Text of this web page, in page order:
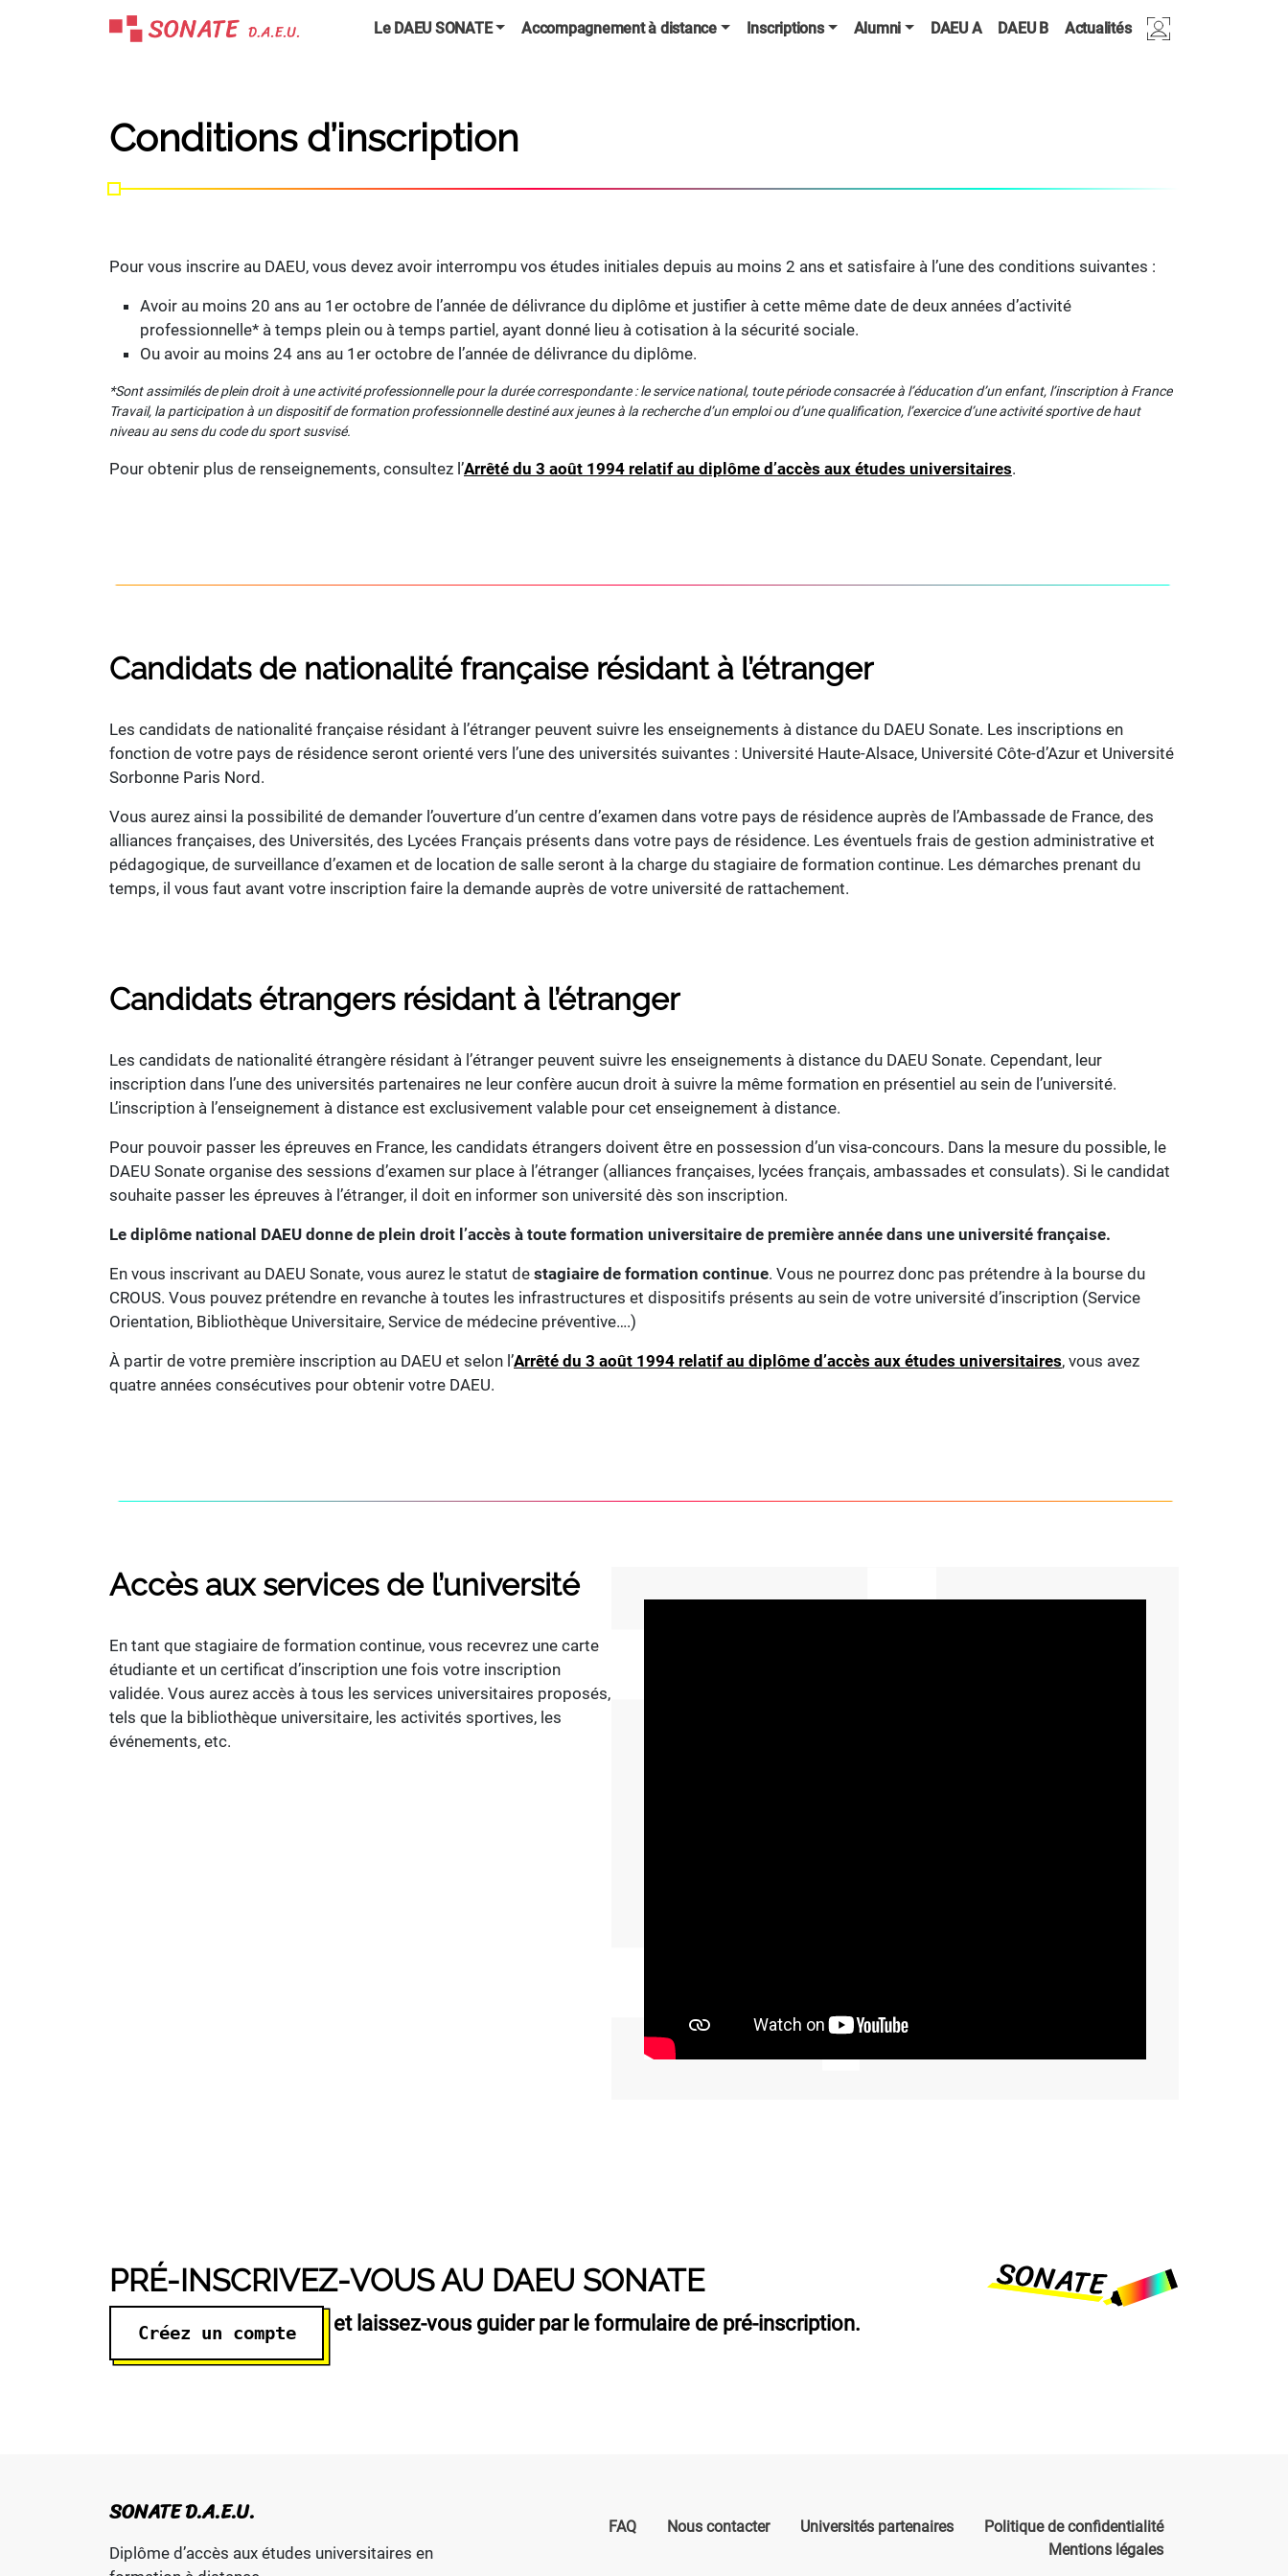
Le DAEU SONATE Accompagnement à distance Inscriptions Alumni DAEU A DAEU B Actualités Connexion
Conditions d’inscription
Pour vous inscrire au DAEU, vous devez avoir interrompu vos études initiales depuis au moins 2 ans et satisfaire à l’une des conditions suivantes :
Avoir au moins 20 ans au 1er octobre de l’année de délivrance du diplôme et justifier à cette même date de deux années d’activité
professionnelle* à temps plein ou à temps partiel, ayant donné lieu à cotisation à la sécurité sociale.
Ou avoir au moins 24 ans au 1er octobre de l’année de délivrance du diplôme.
*Sont assimilés de plein droit à une activité professionnelle pour la durée correspondante : le service national, toute période consacrée à l’éducation d’un enfant, l’inscription à France
Travail, la participation à un dispositif de formation professionnelle destiné aux jeunes à la recherche d’un emploi ou d’une qualification, l’exercice d’une activité sportive de haut
niveau au sens du code du sport susvisé.
Pour obtenir plus de renseignements, consultez l’Arrêté du 3 août 1994 relatif au diplôme d’accès aux études universitaires.
Candidats de nationalité française résidant à l’étranger
Les candidats de nationalité française résidant à l’étranger peuvent suivre les enseignements à distance du DAEU Sonate. Les inscriptions en
fonction de votre pays de résidence seront orienté vers l’une des universités suivantes : Université Haute-Alsace, Université Côte-d’Azur et Université
Sorbonne Paris Nord.
Vous aurez ainsi la possibilité de demander l’ouverture d’un centre d’examen dans votre pays de résidence auprès de l’Ambassade de France, des
alliances françaises, des Universités, des Lycées Français présents dans votre pays de résidence. Les éventuels frais de gestion administrative et
pédagogique, de surveillance d’examen et de location de salle seront à la charge du stagiaire de formation continue. Les démarches prenant du
temps, il vous faut avant votre inscription faire la demande auprès de votre université de rattachement.
Candidats étrangers résidant à l’étranger
Les candidats de nationalité étrangère résidant à l’étranger peuvent suivre les enseignements à distance du DAEU Sonate. Cependant, leur
inscription dans l’une des universités partenaires ne leur confère aucun droit à suivre la même formation en présentiel au sein de l’université.
L’inscription à l’enseignement à distance est exclusivement valable pour cet enseignement à distance.
Pour pouvoir passer les épreuves en France, les candidats étrangers doivent être en possession d’un visa-concours. Dans la mesure du possible, le
DAEU Sonate organise des sessions d’examen sur place à l’étranger (alliances françaises, lycées français, ambassades et consulats). Si le candidat
souhaite passer les épreuves à l’étranger, il doit en informer son université dès son inscription.
Le diplôme national DAEU donne de plein droit l’accès à toute formation universitaire de première année dans une université française.
En vous inscrivant au DAEU Sonate, vous aurez le statut de stagiaire de formation continue. Vous ne pourrez donc pas prétendre à la bourse du
CROUS. Vous pouvez prétendre en revanche à toutes les infrastructures et dispositifs présents au sein de votre université d’inscription (Service
Orientation, Bibliothèque Universitaire, Service de médecine préventive….)
À partir de votre première inscription au DAEU et selon l’Arrêté du 3 août 1994 relatif au diplôme d’accès aux études universitaires, vous avez
quatre années consécutives pour obtenir votre DAEU.
Accès aux services de l’université
En tant que stagiaire de formation continue, vous recevrez une carte
étudiante et un certificat d’inscription une fois votre inscription
validée. Vous aurez accès à tous les services universitaires proposés,
tels que la bibliothèque universitaire, les activités sportives, les
événements, etc.
PRÉ-INSCRIVEZ-VOUS AU DAEU SONATE
Créez un compte et laissez-vous guider par le formulaire de pré-inscription.
SONATE D.A.E.U.
Diplôme d’accès aux études universitaires en
FAQ Nous contacter Universités partenaires
Politique de confidentialité
Mentions légales